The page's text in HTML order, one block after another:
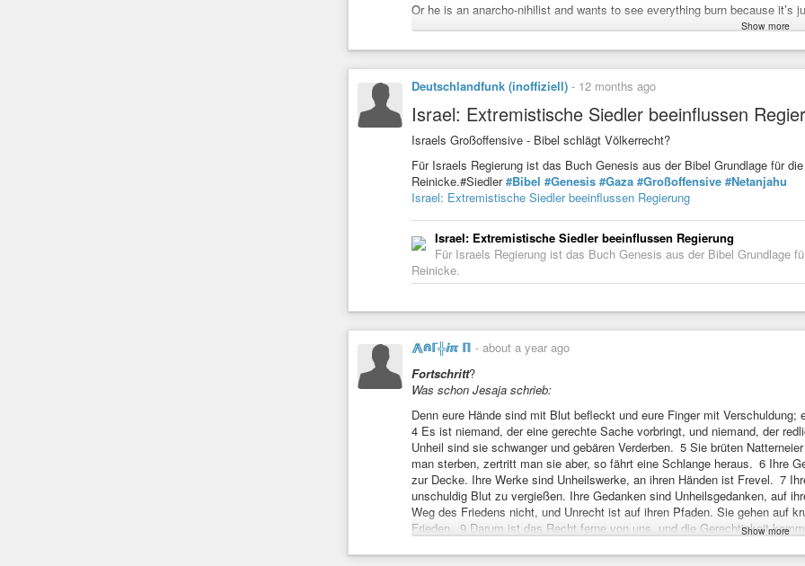
Or he is an anarcho-nihilist and wants to see everything burn because it’s
https://word.undead-network.de/2026/01/09/so-i-have-three-theories-about-
#bibel #christian #jew #jewish #mao #nihilist #Revelation #satanic
So, I have three theories about what the US under Trump is.
The first and most likely is that they are part of an apocalyptic
land or the sea or the trees until we put a seal on the foreheads of the
Show more
Deutschlandfunk (inoffiziell) - 12 months ago
Israel: Extremistische Siedler beeinflussen
Israels Großoffensive - Bibel schlägt Völkerrecht?
Für Israels Regierung ist das Buch Genesis aus der Bibel Grundlage für
Reinicke.#Siedler#Bibel #Genesis #Gaza #Großoffensive #Netanjahu
Israel: Extremistische Siedler beeinflussen Regierung
Israel: Extremistische Siedler beeinflussen Regierung
Für Israels Regierung ist das Buch Genesis aus der Bibel Grundlage
Reinicke.
⨇⋒ℾ╬ⅈℼ ℿ - about a year ago
Fortschritt?
Was schon Jesaja schrieb:
Denn eure Hände sind mit Blut befleckt und eure Finger mit
4 Es ist niemand, der eine gerechte Sache vorbringt, und niemand, der
Unheil sind sie schwanger und gebären Verderben. 5 Sie brüten
man sterben, zertritt man sie aber, so fährt eine Schlange heraus. 6 Ihre
zur Decke. Ihre Werke sind Unheilswerke, an ihren Händen ist Frevel. 7
unschuldig Blut zu vergießen. Ihre Gedanken sind Unheilsgedanken, auf
Weg des Friedens nicht, und Unrecht ist auf ihren Pfaden. Sie gehen auf
Frieden. 9 Darum ist das Recht ferne von uns, und die Gerechtigkeit
Augen haben. Wir stoßen uns am Mittag wie in der Dämmerung, wir sind
Show more